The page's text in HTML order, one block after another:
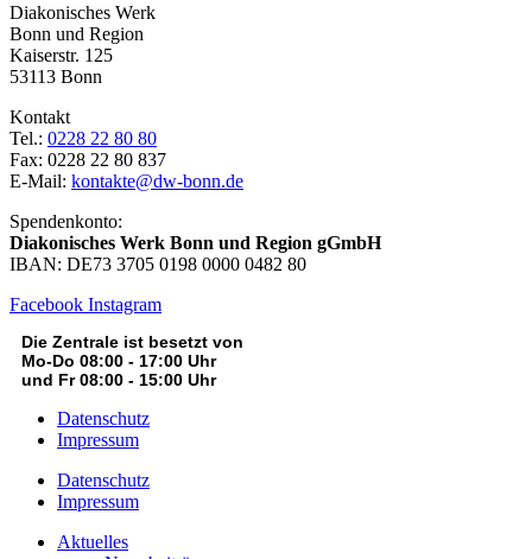
Diakonisches Werk
Bonn und Region
Kaiserstr. 125
53113 Bonn
Kontakt
Tel.: 0228 22 80 80
Fax: 0228 22 80 837
E-Mail: kontakte@dw-bonn.de
Spendenkonto:
Diakonisches Werk Bonn und Region gGmbH
IBAN: DE73 3705 0198 0000 0482 80
Facebook Instagram
Die Zentrale ist besetzt von
Mo-Do 08:00 - 17:00 Uhr
und Fr 08:00 - 15:00 Uhr
Datenschutz
Impressum
Datenschutz
Impressum
Aktuelles